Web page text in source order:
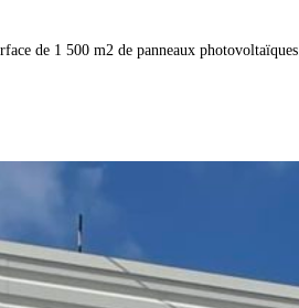
de 1 500 m2 de panneaux photovoltaïques.